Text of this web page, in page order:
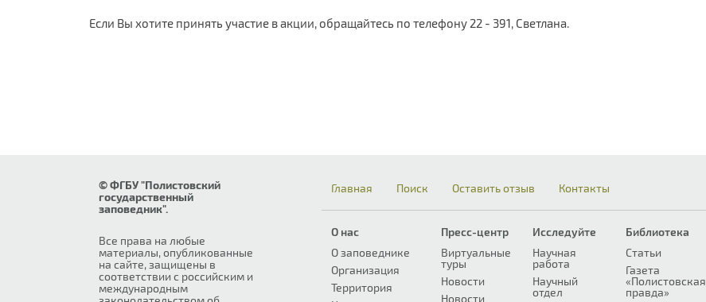
Если Вы хотите принять участие в акции, обращайтесь по телефону 22 - 391, Светлана.
© ФГБУ "Полистовский
государственный
заповедник".
Все права на любые
материалы, опубликованные
на сайте, защищены в
соответствии с российским и
международным
Главная Поиск Оставить отзыв Контакты
О нас
О заповеднике
Организация
Территория
Пресс-центр
Виртуальные
туры
Новости
Новости
Исследуйте
Научная
работа
Научный
отдел
Библиотека
Статьи
Газета
«Полистовская
правда»